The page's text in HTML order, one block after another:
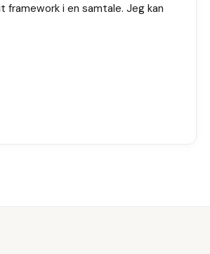
i en samtale. Jeg kan